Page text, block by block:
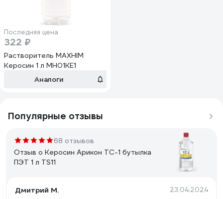
Последняя цена
322 ₽
Растворитель MAXHIM
Керосин 1 л MH01KE1
Аналоги
Популярные отзывы
68 отзывов
Отзыв о Керосин Арикон ТС-1 бутылка
ПЭТ 1 л TS11
Дмитрий М. 23.04.2024